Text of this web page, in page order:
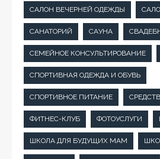
САЛОН ВЕЧЕРНЕЙ ОДЕЖДЫ
САНАТОРИЙ САУНА
СЕМЕЙНОЕ КОНСУЛЬТИРОВАНИЕ
СПОРТИВНАЯ ОДЕЖДА И ОБУВЬ
СПОРТИВНОЕ ПИТАНИЕ
ФИТНЕС-КЛУБ ФОТОУСЛУГИ
ШКОЛА ДЛЯ БУДУЩИХ МАМ